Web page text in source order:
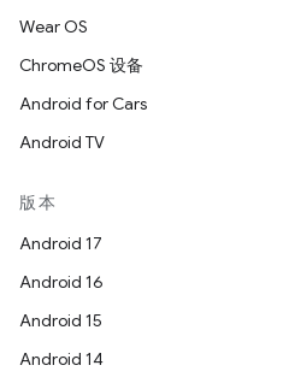
Wear OS
ChromeOS 设备
Android for Cars
Android TV
版本
Android 17
Android 16
Android 15
Android 14